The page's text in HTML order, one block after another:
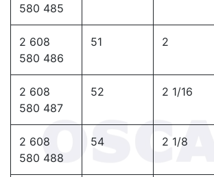
580 485
2 608
580 486
51 2
2 608
580 487
52 2 1/16
2 608
580 488
54 2 1/8